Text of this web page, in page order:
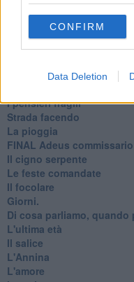
CONFIRM
Data Deletion
Elogio dell'ombra
Pensieri
Mono logo
Settembre
​Scilla & Cariddi, un
I pensieri fragili
Strada facendo
La pioggia
FINAL Adeus
Il cigno serpente
Le feste comandate
Il focolare
Giorni.
Di cosa parliamo, quando
L'ultima età
Il salice
L'Annina
L'amore